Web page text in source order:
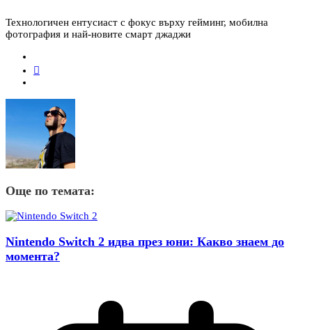
Технологичен ентусиаст с фокус върху гейминг, мобилна
фотография и най-новите смарт джаджи
Още по темата:
Nintendo Switch 2 идва през юни: Какво знаем до
момента?